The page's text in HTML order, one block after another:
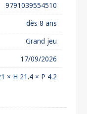
9791039554510
dès 8 ans
Grand jeu
17/09/2026
× H 21.4 × P 4.2